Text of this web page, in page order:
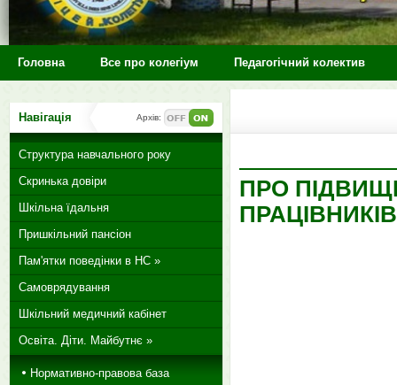
Головна Все про колегіум Педагогічний колектив
ПРО
ПРАЦІВНИКІВ
Навігація Архів:
Структура навчального року
Скринька довіри
Шкільна їдальня
Пришкільний пансіон
Пам'ятки поведінки в НС »
Самоврядування
Шкільний медичний кабінет
Освіта. Діти. Майбутнє »
Нормативно-правова база